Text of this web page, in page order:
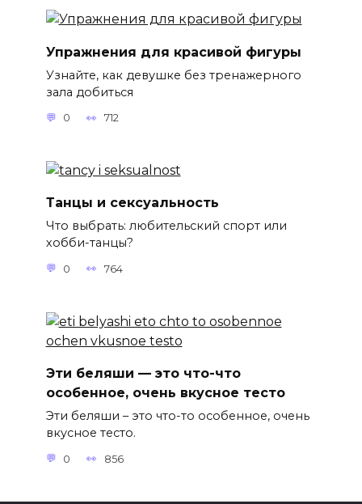
Упражнения для красивой фигуры
Узнайте, как девушке без тренажерного
зала добиться
0 712
Танцы и сексуальность
Что выбрать: любительский спорт или
хобби-танцы?
0 764
Эти беляши — это что-что
особенное, очень вкусное тесто
Эти беляши – это что-то особенное, очень
вкусное тесто.
0 856